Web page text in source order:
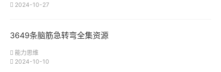
2024-10-27
3649条脑筋急转弯全集资源
能力思维
2024-10-10